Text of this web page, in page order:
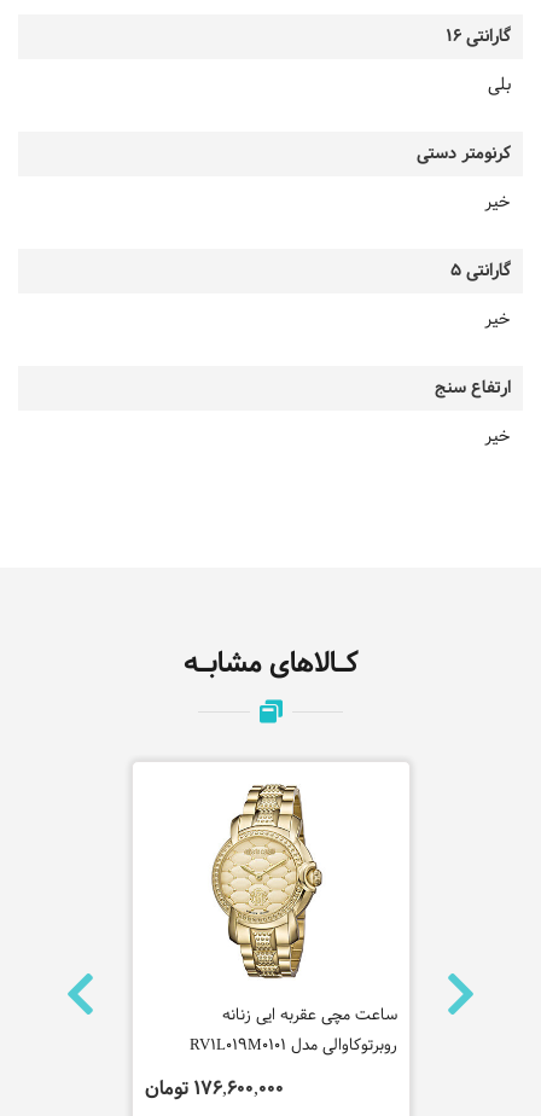
گارانتی 16
بلی
کرنومتر دستی
خیر
گارانتی 5
خیر
ارتفاع سنج
خیر
کـالاهای مشابـه
ساعت مچی
ساعت مچی عقربه ایی زنانه
روبرتوکاوالی مدل RV1L019M0101
176,600,000 تومان